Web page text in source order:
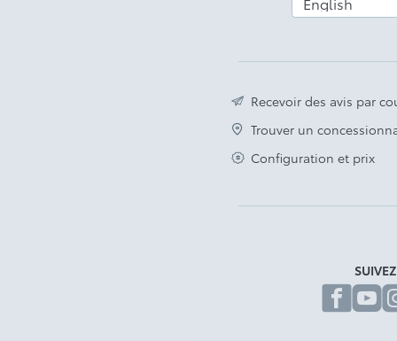
Recevoir des avis par
Trouver un
Configuration et prix